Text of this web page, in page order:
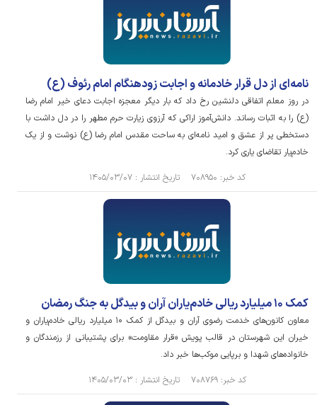
نامه‌ای از دل قرار خادمانه و اجابت زودهنگام امام رئوف (ع)
در روز معلم اتفاقی دلنشین رخ داد که بار دیگر معجزه اجابت دعای خیر امام رضا
(ع) را به اثبات رساند. دانش‌آموز اراکی که آرزوی زیارت حرم مطهر را در دل داشت با
دستخطی پر از عشق و امید نامه‌ای به ساحت مقدس امام رضا (ع) نوشت و از یک
خادم‌یار تقاضای یاری کرد.
کد خبر: ۷۰۸۹۵۰ تاریخ انتشار : ۱۴۰۵/۰۳/۰۷
کمک ۱۰ میلیارد ریالی خادم‌یاران آران و بیدگل به جنگ رمضان
معاون کانون‌های خدمت رضوی آران و بیدگل از کمک ۱۰ میلیارد ریالی خادم‌یاران و
خیران این شهرستان در قالب پویش «قرار مقاومت» برای پشتیبانی از رزمندگان و
خانواده‌های شهدا و برپایی موکب‌ها خبر داد.
کد خبر: ۷۰۸۷۶۹ تاریخ انتشار : ۱۴۰۵/۰۳/۰۳